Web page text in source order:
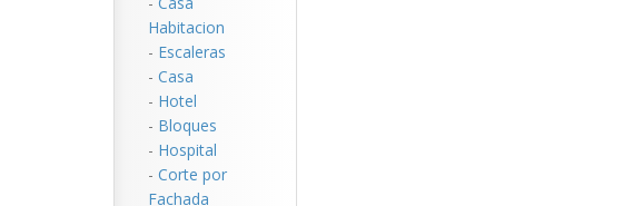
Habitacion
- Escaleras
- Casa
- Hotel
- Bloques
- Hospital
- Corte por
Fachada